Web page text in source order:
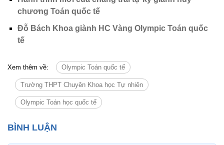
chương Toán quốc tế
Đỗ Bách Khoa giành HC Vàng Olympic Toán quốc
tế
Xem thêm về: Olympic Toán quốc tế
Trường THPT Chuyên Khoa học Tự nhiên
Olympic Toán học quốc tế